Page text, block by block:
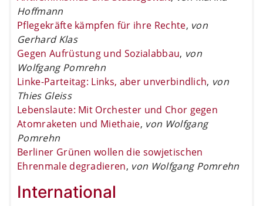
Hoffmann
Pflegekräfte kämpfen für ihre Rechte, von
Gerhard Klas
Gegen Aufrüstung und Sozialabbau, von
Wolfgang Pomrehn
Linke-Parteitag: Links, aber unverbindlich, von
Thies Gleiss
Lebenslaute: Mit Orchester und Chor gegen
Atomraketen und Miethaie, von Wolfgang
Pomrehn
Berliner Grünen wollen die sowjetischen
Ehrenmale degradieren, von Wolfgang Pomrehn
International